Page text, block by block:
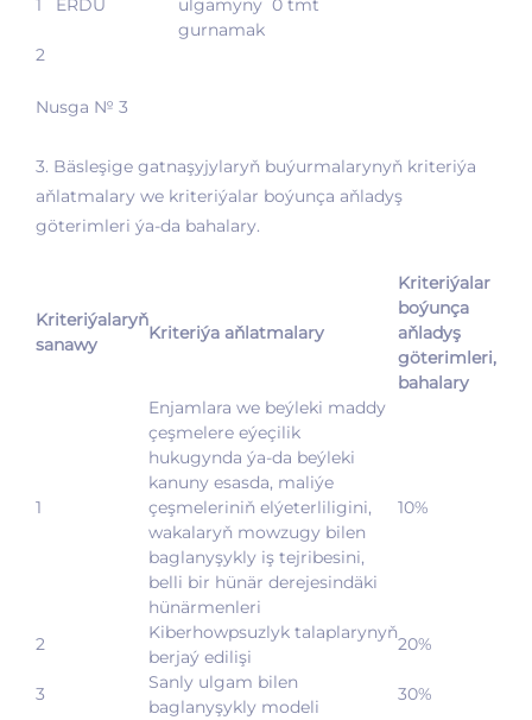
1 ERDU
ulgamyny
gurnamak
0 tmt
2
Nusga № 3
3. Bäsleşige gatnaşyjylaryň buýurmalarynyň kriteriýa
aňlatmalary we kriteriýalar boýunça aňladyş
göterimleri ýa-da bahalary.
Kriteriýalaryň
sanawy
Kriteriýa aňlatmalary
Kriteriýalar
boýunça
aňladyş
göterimleri,
bahalary
1
Enjamlara we beýleki maddy
çeşmelere eýeçilik
hukugynda ýa-da beýleki
kanuny esasda, maliýe
çeşmeleriniň elýeterliligini,
wakalaryň mowzugy bilen
baglanyşykly iş tejribesini,
belli bir hünär derejesindäki
hünärmenleri
10%
2
Kiberhowpsuzlyk talaplarynyň
berjaý edilişi
20%
3
Sanly ulgam bilen
baglanyşykly modeli
30%